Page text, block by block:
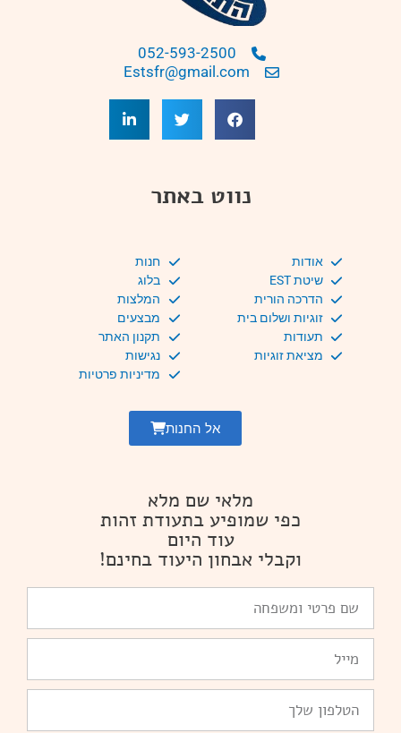
052-593-2500
Estsfr@gmail.com
נווט באתר
אודות
שיטת EST
הדרכה הורית
זוגיות ושלום בית
תעודות
מציאת זוגיות
חנות
בלוג
המלצות
מבצעים
תקנון האתר
נגישות
מדיניות פרטיות
אל החנות
מלאי שם מלא
כפי שמופיע בתעודת זהות
עוד היום
וקבלי אבחון היעוד בחינם!
פרטי
ומשפחה